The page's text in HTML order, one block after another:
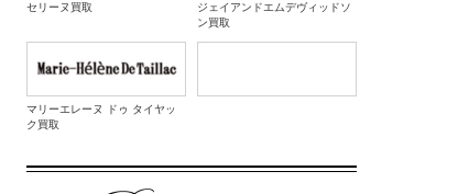
セリーヌ買取
ジェイアンドエムデヴィッドソ
ン買取
マリーエレーヌ ドゥ タイヤッ
ク買取